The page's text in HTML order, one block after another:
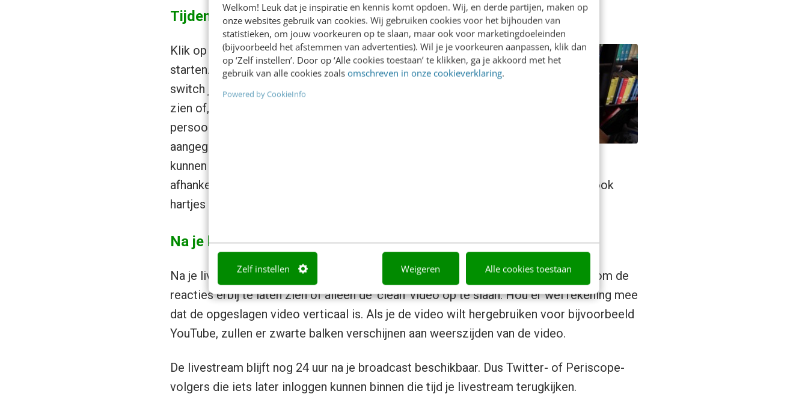
Welkom! Leuk dat je inspiratie en kennis komt opdoen. Wij, en derde partijen, maken op
onze websites gebruik van cookies. Wij gebruiken cookies voor het bijhouden van
statistieken, om jouw voorkeuren op te slaan, maar ook voor marketingdoeleinden
(bijvoorbeeld het afstemmen van advertenties). Wil je je voorkeuren aanpassen, klik dan
op ‘Zelf instellen’. Door op ‘Alle cookies toestaan’ te klikken, ga je akkoord met het
gebruik van alle cookies zoals omschreven in onze cookieverklaring.
Powered by CookieInfo
Zelf instellen Weigeren Alle cookies toestaan
Tijdens de livestream
Klik op ‘start broadcast’ om de livestream te
starten. Als je nu twee keer tikt op het scherm,
switch je camera’s. Rechts onderin het scherm kun je
zien of, en hoeveel, kijkers er zijn. Zodra een nieuw
persoon naar je livestream kijkt, wordt dat meteen
aangegeven links onder in het scherm. Kijkers
kunnen ook reageren op je livestream (de reacties komen automatisch binnen,
afhankelijk van je instellingen). Als je kijkers de broadcast leuk vinden, kunnen ze ook
hartjes achterlaten. Die verschijnen rechtsonder in je scherm.
Na je livestream: opslaan en terugkijken
Na je livestream kun je de video op je mobiel opslaan. Je hebt dan ook de keuze om de
reacties erbij te laten zien of alleen de ‘clean’ video op te slaan. Hou er wel rekening mee
dat de opgeslagen video verticaal is. Als je de video wilt hergebruiken voor bijvoorbeeld
YouTube, zullen er zwarte balken verschijnen aan weerszijden van de video.
De livestream blijft nog 24 uur na je broadcast beschikbaar. Dus Twitter- of Periscope-
volgers die iets later inloggen kunnen binnen die tijd je livestream terugkijken.